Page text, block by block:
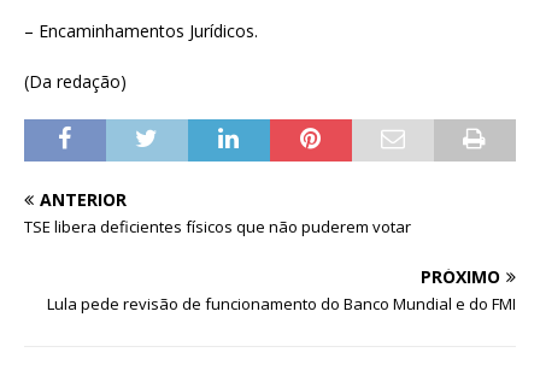
– Encaminhamentos Jurídicos.
(Da redação)
ANTERIOR
TSE libera deficientes físicos que não puderem votar
PRÓXIMO
Lula pede revisão de funcionamento do Banco Mundial e do FMI